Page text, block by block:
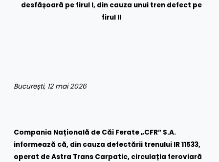
desfășoară pe firul I, din cauza unui tren defect pe
firul II
București, 12 mai 2026
Compania Națională de Căi Ferate „CFR” S.A.
informează că, din cauza defectării trenului IR 11533,
operat de Astra Trans Carpatic, circulația feroviară